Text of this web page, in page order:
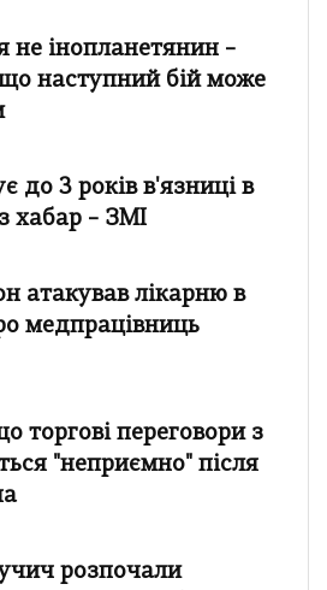
не інопланетянин –
що наступний бій може
до 3 років в'язниці в
хабар – ЗМІ
атакував лікарню в
медпрацівниць
торгові переговори з
"неприємно" після
розпочали